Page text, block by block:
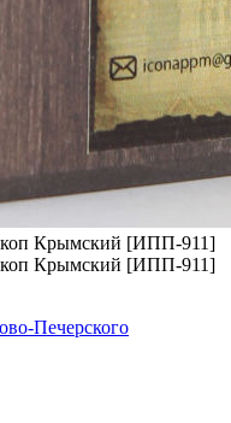
Печерского